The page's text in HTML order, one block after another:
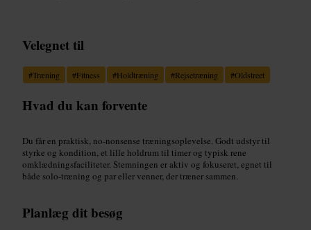
Velegnet til
#Træning #Fitness #Holdtræning #Rejsetræning #Oldstreet
Hvad du kan forvente
Du får en praktisk, no-nonsense træningsoplevelse. Godt udstyr til
styrke og kondition, et lille holdrum til timer og typisk rene
omklædningsfaciliteter. Stemningen er aktiv og fokuseret, egnet til
både solo-træning og par eller venner, der træner sammen.
Planlæg dit besøg